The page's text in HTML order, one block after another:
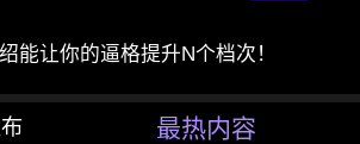
能让你的逼格提升N个档次！
最热内容